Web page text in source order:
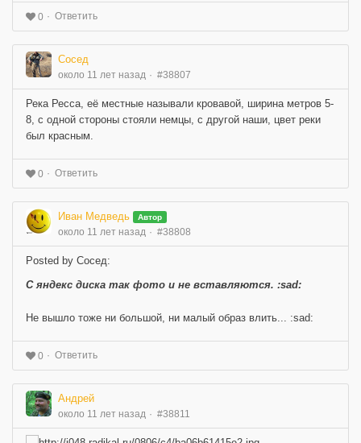
0 Ответить
Сосед
около 11 лет назад #38807
Река Ресса, её местные называли кровавой, ширина метров 5-
8, с одной стороны стояли немцы, с другой наши, цвет реки
был красным.
0 Ответить
Иван Медведь Автор
около 11 лет назад #38808
Posted by Сосед:
С яндекс диска так фото и не вставляются. :sad:
Не вышло тоже ни большой, ни малый образ влить... :sad:
0 Ответить
Андрей
около 11 лет назад #38811